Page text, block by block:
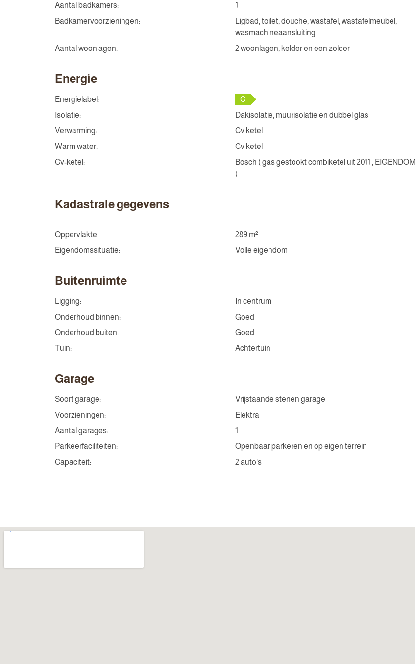
Aantal badkamers:
1
Badkamervoorzieningen:
Ligbad, toilet, douche, wastafel, wastafelmeubel,
wasmachineaansluiting
Aantal woonlagen:
2 woonlagen, kelder en een zolder
Energie
Energielabel:
C
Isolatie:
Dakisolatie, muurisolatie en dubbel glas
Verwarming:
Cv ketel
Warm water:
Cv ketel
Cv-ketel:
Bosch ( gas gestookt combiketel uit 2011 , EIGENDOM
)
Kadastrale gegevens
Oppervlakte:
289 m²
Eigendomssituatie:
Volle eigendom
Buitenruimte
Ligging:
In centrum
Onderhoud binnen:
Goed
Onderhoud buiten:
Goed
Tuin:
Achtertuin
Garage
Soort garage:
Vrijstaande stenen garage
Voorzieningen:
Elektra
Aantal garages:
1
Parkeerfaciliteiten:
Openbaar parkeren en op eigen terrein
Capaciteit:
2 auto's